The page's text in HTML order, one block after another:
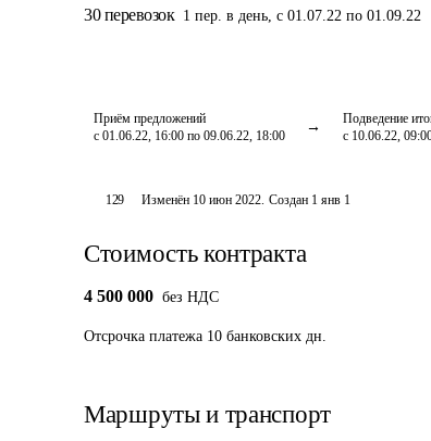
30 перевозок 1 пер. в день, с 01.07.22 по 01.09.22
Приём предложений
с 01.06.22, 16:00 по 09.06.22, 18:00
Подведение
с 10.06.22,
129 Изменён 10 июн 2022. Создан 1 янв 1
Стоимость контракта
4 500 000 без НДС
Отсрочка платежа 10 банковских дн.
Маршруты и транспорт